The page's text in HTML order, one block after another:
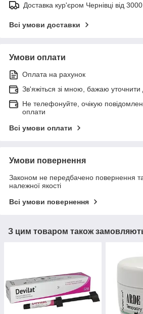
Доставка кур'єром Чернівці від
Всі умови доставки
Умови оплати
Оплата на рахунок
Зв'яжіться зі мною, бажаю
Не телефонуйте, очікую
оплати
Всі умови оплати
Умови повернення
Законом не передбачено повернення
належної якості
Всі умови повернення
З цим товаром також